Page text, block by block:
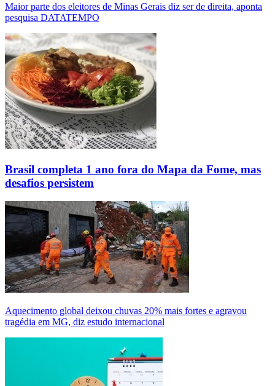
Maior parte dos eleitores de Minas Gerais diz ser de direita, aponta
pesquisa DATATEMPO
Brasil completa 1 ano fora do Mapa da Fome, mas
desafios persistem
Aquecimento global deixou chuvas 20% mais fortes e agravou
tragédia em MG, diz estudo internacional